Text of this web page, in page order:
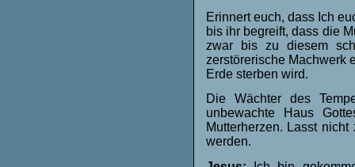
Erinnert euch, dass Ich
bis ihr begreift, dass die
zwar bis zu diesem
zerstörerische Machwerk
Erde sterben wird.
Die Wächter des
unbewachte Haus
Mutterherzen. Lasst
werden.